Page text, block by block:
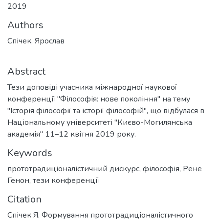
2019
Authors
Спічек, Ярослав
Abstract
Тези доповіді учасника міжнародної наукової
конференції "Філософія: нове покоління" на тему
"Історія філософії та історії філософій", що відбулася в
Національному університеті "Києво-Могилянська
академія" 11–12 квітня 2019 року.
Keywords
прототрадиціоналістичний дискурс, філософія, Рене
Генон, тези конференції
Citation
Спічек Я. Формування прототрадиціоналістичного